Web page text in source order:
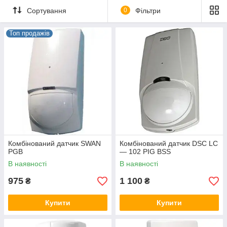
Сортування 0 Фільтри
Топ продажів
Комбінований датчик SWAN
PGB
В наявності
975 ₴
Купити
Комбінований датчик DSC LC
— 102 PIG BSS
В наявності
1 100 ₴
Купити